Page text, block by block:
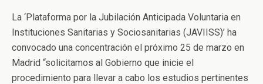
La ‘Plataforma por la Jubilación Anticipada Voluntaria en
Instituciones Sanitarias y Sociosanitarias (JAVIISS)’ ha
convocado una concentración el próximo 25 de marzo en
Madrid “solicitamos al Gobierno que inicie el
procedimiento para llevar a cabo los estudios pertinentes